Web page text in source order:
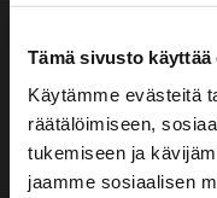
Tämä sivusto käyttää
Käytämme evästeitä
räätälöimiseen,
tukemiseen ja
jaamme sosiaalisen
Evästeasetukset